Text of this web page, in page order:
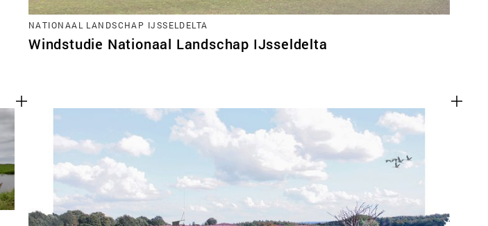
NATIONAAL LANDSCHAP IJSSELDELTA
Windstudie Nationaal Landschap IJsseldelta